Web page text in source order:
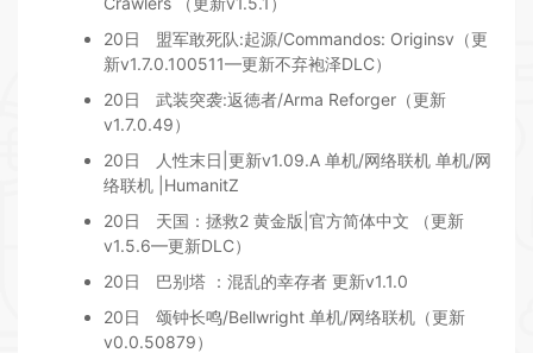
20日
盟军敢死队:起源/Commandos: Originsv（更
新v1.7.0.100511—更新不弃袍泽DLC）
20日
武装突袭:返徳者/Arma Reforger（更新
v1.7.0.49）
20日
人性末日|更新v1.09.A 单机/网络联机 单机/网
络联机 |HumanitZ
20日
天国：拯救2 黄金版|官方简体中文 （更新
v1.5.6—更新DLC）
20日
巴别塔 ：混乱的幸存者 更新v1.1.0
20日
颂钟长鸣/Bellwright 单机/网络联机（更新
v0.0.50879）